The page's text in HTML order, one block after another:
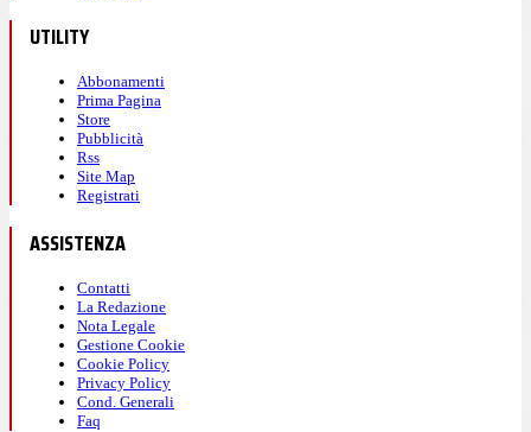
UTILITY
Abbonamenti
Prima Pagina
Store
Pubblicità
Rss
Site Map
Registrati
ASSISTENZA
Contatti
La Redazione
Nota Legale
Gestione Cookie
Cookie Policy
Privacy Policy
Cond. Generali
Faq